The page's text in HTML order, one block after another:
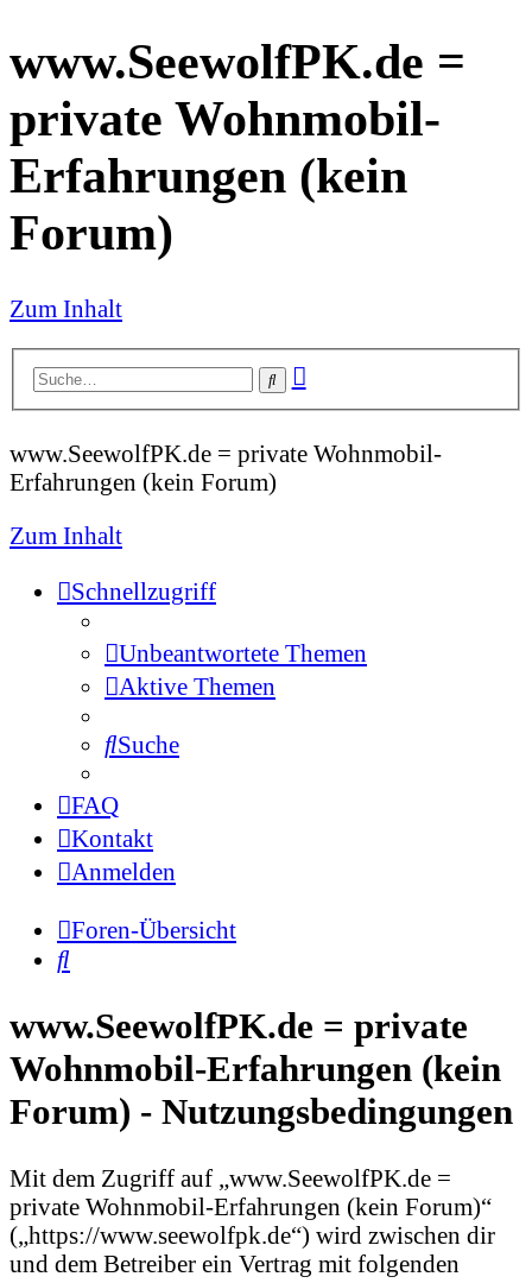
www.SeewolfPK.de =
private Wohnmobil-
Erfahrungen (kein
Forum)
Zum Inhalt
SucheErweiterte
www.SeewolfPK.de = private Wohnmobil-
Erfahrungen (kein Forum)
Zum Inhalt
Schnellzugriff
Unbeantwortete Themen
Aktive Themen
Suche
FAQ
Kontakt
Anmelden
Foren-Übersicht
www.SeewolfPK.de = private
Wohnmobil-Erfahrungen (kein
Forum) - Nutzungsbedingungen
Mit dem Zugriff auf „www.SeewolfPK.de =
private Wohnmobil-Erfahrungen (kein Forum)“
(„https://www.seewolfpk.de“) wird zwischen dir
und dem Betreiber ein Vertrag mit folgenden